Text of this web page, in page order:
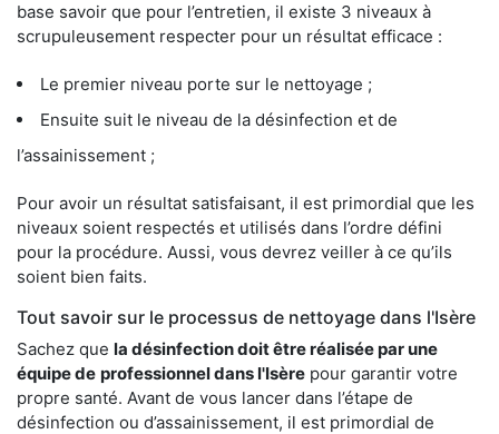
base savoir que pour l’entretien, il existe 3 niveaux à
scrupuleusement respecter pour un résultat efficace :
Le premier niveau porte sur le nettoyage ;
Ensuite suit le niveau de la désinfection et de
l’assainissement ;
Pour avoir un résultat satisfaisant, il est primordial que les
niveaux soient respectés et utilisés dans l’ordre défini
pour la procédure. Aussi, vous devrez veiller à ce qu’ils
soient bien faits.
Tout savoir sur le processus de nettoyage dans l'Isère
Sachez que la désinfection doit être réalisée par une
équipe de professionnel dans l'Isère pour garantir votre
propre santé. Avant de vous lancer dans l’étape de
désinfection ou d’assainissement, il est primordial de